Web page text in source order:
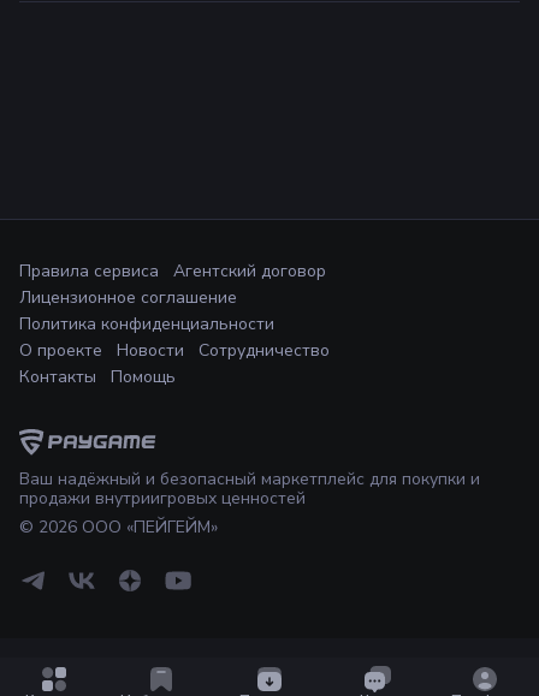
Ваш надёжный и безопасный маркетплейс для покупки и
продажи внутриигровых ценностей
© 2026 ООО «ПЕЙГЕЙМ»
Правила сервиса
Агентский договор
Лицензионное соглашение
Политика конфиденциальности
О проекте
Новости
Сотрудничество
Контакты
Помощь